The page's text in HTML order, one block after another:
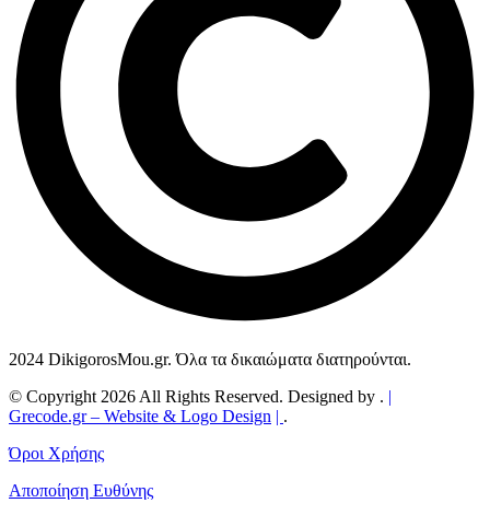
2024 DikigorosMou.gr. Όλα τα δικαιώματα διατηρούνται.
© Copyright 2026 All Rights Reserved. Designed by . |
Grecode.gr– Website & Logo Design | .
Όροι Χρήσης
Αποποίηση Ευθύνης